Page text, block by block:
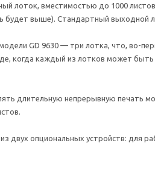
лоток, вместимостью до 1000
будет выше). Стандартный выходной
GD 9630 — три лотка, что, во-
когда каждый из лотков может
длительную непрерывную печать
двух опциональных устройств: для